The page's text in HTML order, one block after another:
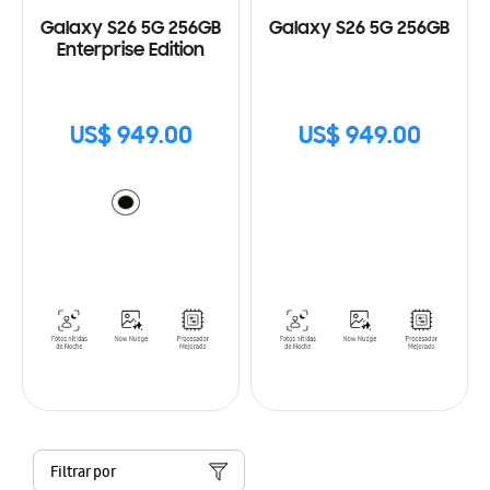
Galaxy S26 5G 256GB
Enterprise Edition
US$ 949.00
Galaxy S26 5G 256GB
US$ 949.00
Filtrar por